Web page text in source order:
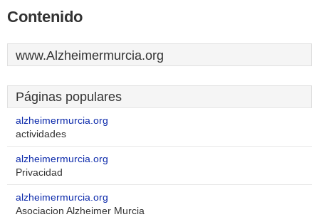
Contenido
www.Alzheimermurcia.org
Páginas populares
alzheimermurcia.org
actividades
alzheimermurcia.org
Privacidad
alzheimermurcia.org
Asociacion Alzheimer Murcia